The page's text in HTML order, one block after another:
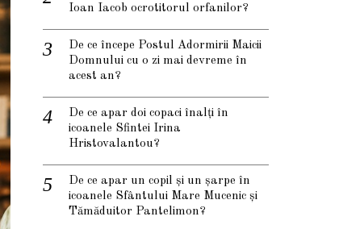
Ioan Iacob ocrotitorul orfanilor?
De ce începe Postul Adormirii Maicii
Domnului cu o zi mai devreme în
acest an?
De ce apar doi copaci înalți în
icoanele Sfintei Irina
Hristovalantou?
De ce apar un copil și un șarpe în
icoanele Sfântului Mare Mucenic și
Tămăduitor Pantelimon?